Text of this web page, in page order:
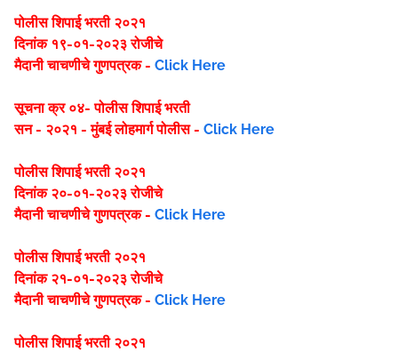
पोलीस शिपाई भरती २०२१
दिनांक १९-०१-२०२३ रोजीचे
मैदानी चाचणीचे गुणपत्रक - Click Here
सूचना क्र ०४- पोलीस शिपाई भरती
सन - २०२१ - मुंबई लोहमार्ग पोलीस - Click Here
पोलीस शिपाई भरती २०२१
दिनांक २०-०१-२०२३ रोजीचे
मैदानी चाचणीचे गुणपत्रक - Click Here
पोलीस शिपाई भरती २०२१
दिनांक २१-०१-२०२३ रोजीचे
मैदानी चाचणीचे गुणपत्रक - Click Here
पोलीस शिपाई भरती २०२१